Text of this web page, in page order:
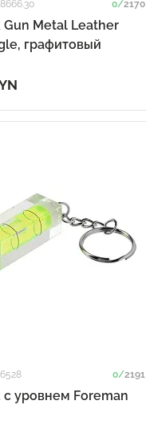
0/2170
Gun Metal Leather
графитовый
0/2191
c уровнем Foreman